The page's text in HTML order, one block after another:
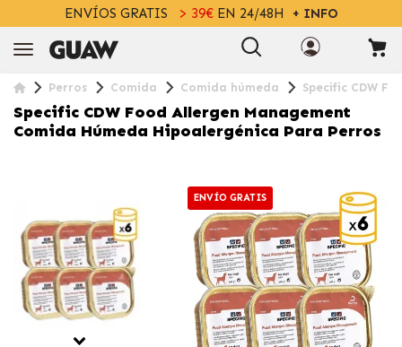
ENVÍOS GRATIS > 39€EN 24/48H + INFO
Perros Comida Comida húmeda Specific CDW
Specific CDW Food Allergen Management
Comida Húmeda Hipoalergénica Para Perros
ENVÍO GRATIS